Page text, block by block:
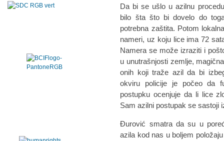
Da bi se ušlo u azilnu
bilo šta što bi dovelo do
potrebna zaštita. Potom
nameri, uz koju lice ima 72
Namera se može izraziti i
u unutrašnjosti zemlje,
onih koji traže azil da bi
okviru policije je počeo da
postupku ocenjuje da li lice
Sam azilni postupak se sastoji
Đurović smatra da su u
azila kod nas u boljem